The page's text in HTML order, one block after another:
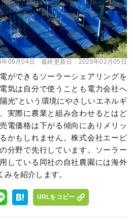
09月04日 最終更新日： 2020年02月05日
ができるソーラーシェアリングを
気は自分で使うことも電力会社へ
光”という環境にやさしいエネルギ
実際に農業と組み合わせるとはど
電価格は下がる傾向にありメリッ
かもしれません。株式会社エーピ
分野で先行しています。ソーラー
している同社の自社農園には海外
を紹介します。
URLをコピー